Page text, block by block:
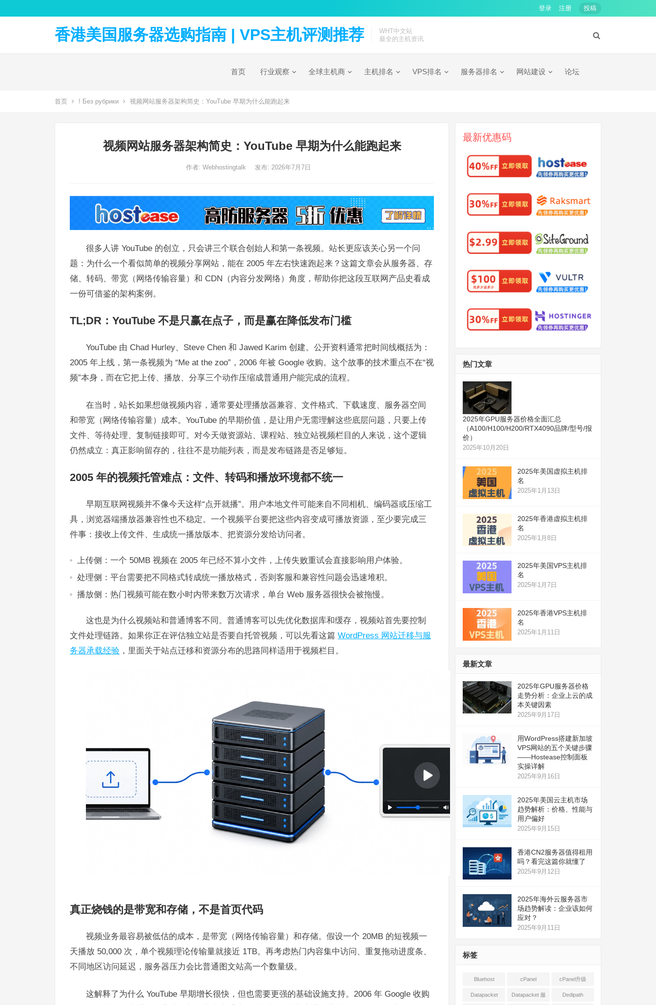
登录 注册 投稿
香港美国服务器选购指南 | VPS主机评测推荐
WHT中文站
最全的主机资讯
首页 行业观察 全球主机商 主机排名 VPS排名 服务器排名 网站建设 论坛
首页 ! Без рубрики 视频网站服务器架构简史：YouTube 早期为什么能跑起来
视频网站服务器架构简史：YouTube 早期为什么能跑起来
作者: Webhostingtalk 发布: 2026年7月7日
很多人讲 YouTube 的创立，只会讲三个联合创始人和第一条视频。站长更应该关心另一个问
题：为什么一个看似简单的视频分享网站，能在 2005 年左右快速跑起来？这篇文章会从服务器、存
储、转码、带宽（网络传输容量）和 CDN（内容分发网络）角度，帮助你把这段互联网产品史看成
一份可借鉴的架构案例。
TL;DR：YouTube 不是只赢在点子，而是赢在降低发布门槛
YouTube 由 Chad Hurley、Steve Chen 和 Jawed Karim 创建。公开资料通常把时间线概括为：
2005 年上线，第一条视频为 “Me at the zoo”，2006 年被 Google 收购。这个故事的技术重点不在“视
频”本身，而在它把上传、播放、分享三个动作压缩成普通用户能完成的流程。
在当时，站长如果想做视频内容，通常要处理播放器兼容、文件格式、下载速度、服务器空间
和带宽（网络传输容量）成本。YouTube 的早期价值，是让用户无需理解这些底层问题，只要上传
文件、等待处理、复制链接即可。对今天做资源站、课程站、独立站视频栏目的人来说，这个逻辑
仍然成立：真正影响留存的，往往不是功能列表，而是发布链路是否足够短。
2005 年的视频托管难点：文件、转码和播放环境都不统一
早期互联网视频并不像今天这样“点开就播”。用户本地文件可能来自不同相机、编码器或压缩工
具，浏览器端播放器兼容性也不稳定。一个视频平台要把这些内容变成可播放资源，至少要完成三
件事：接收上传文件、生成统一播放版本、把资源分发给访问者。
上传侧：一个 50MB 视频在 2005 年已经不算小文件，上传失败重试会直接影响用户体验。
处理侧：平台需要把不同格式转成统一播放格式，否则客服和兼容性问题会迅速堆积。
播放侧：热门视频可能在数小时内带来数万次请求，单台 Web 服务器很快会被拖慢。
这也是为什么视频站和普通博客不同。普通博客可以先优化数据库和缓存，视频站首先要控制
文件处理链路。如果你正在评估独立站是否要自托管视频，可以先看这篇 WordPress 网站迁移与服
务器承载经验 ，里面关于站点迁移和资源分布的思路同样适用于视频栏目。
真正烧钱的是带宽和存储，不是首页代码
视频业务最容易被低估的成本，是带宽（网络传输容量）和存储。假设一个 20MB 的短视频一
天播放 50,000 次，单个视频理论传输量就接近 1TB。再考虑热门内容集中访问、重复拖动进度条、
不同地区访问延迟，服务器压力会比普通图文站高一个数量级。
这解释了为什么 YouTube 早期增长很快，但也需要更强的基础设施支持。2006 年 Google 收购
最新优惠码
热门文章
2025年GPU服务器价格全面汇总
（A100/H100/H200/RTX4090品牌/型号/报
价）
2025年10月20日
2025年美国虚拟主机排
名
2025年1月13日
2025年香港虚拟主机排
名
2025年1月8日
2025年美国VPS主机排
名
2025年1月7日
2025年香港VPS主机排
名
2025年1月11日
最新文章
2025年GPU服务器价格
走势分析：企业上云的成
本关键因素
2025年9月17日
用WordPress搭建新加坡
VPS网站的五个关键步骤
——Hostease控制面板
实操详解
2025年9月16日
2025年美国云主机市场
趋势解析：价格、性能与
用户偏好
2025年9月15日
香港CN2服务器值得租用
吗？看完这篇你就懂了
2025年9月12日
2025年海外云服务器市
场趋势解读：企业该如何
应对？
2025年9月11日
标签
Bluehost cPanel cPanel升级
Datapacket Datapacket 服 Dedipath